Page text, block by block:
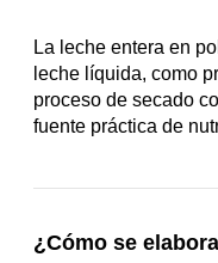
La leche entera en
leche líquida, como
proceso de secado
fuente práctica de
¿Cómo se